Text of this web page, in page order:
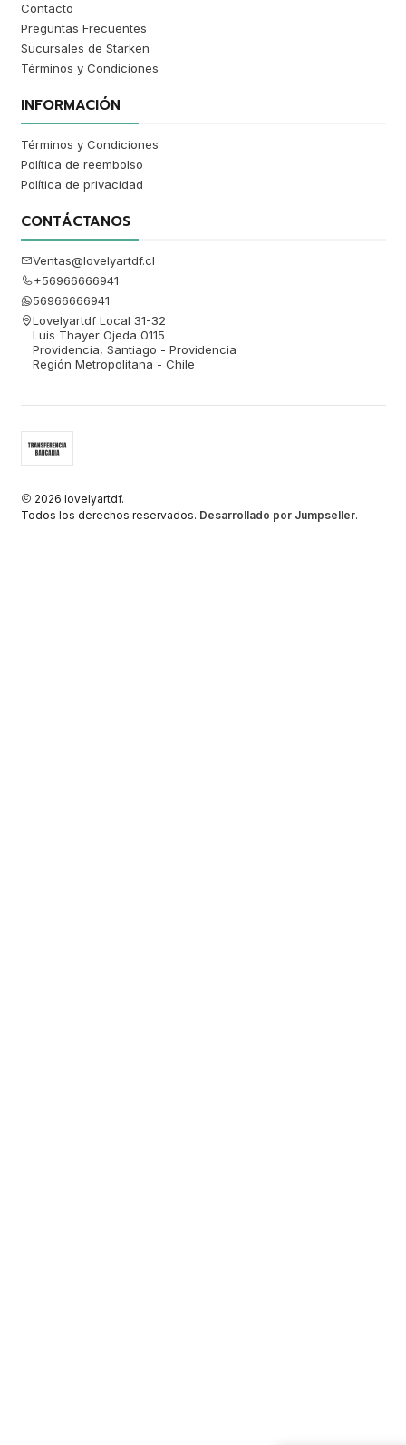
Contacto
Preguntas Frecuentes
Sucursales de Starken
Términos y Condiciones
INFORMACIÓN
Términos y Condiciones
Política de reembolso
Política de privacidad
CONTÁCTANOS
Ventas@lovelyartdf.cl
+56966666941
56966666941
Lovelyartdf Local 31-32
Luis Thayer Ojeda 0115
Providencia, Santiago - Providencia
Región Metropolitana - Chile
2026 lovelyartdf.
Todos los derechos reservados. Desarrollado por Jumpseller.